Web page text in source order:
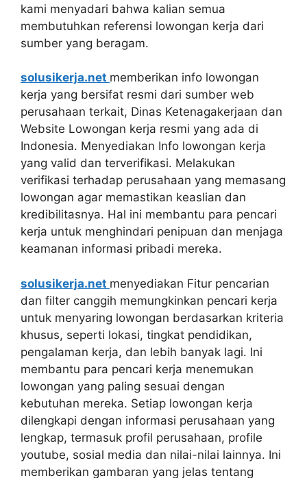
kami menyadari bahwa kalian semua
membutuhkan referensi lowongan kerja dari
sumber yang beragam.
solusikerja.net memberikan info lowongan
kerja yang bersifat resmi dari sumber web
perusahaan terkait, Dinas Ketenagakerjaan dan
Website Lowongan kerja resmi yang ada di
Indonesia. Menyediakan Info lowongan kerja
yang valid dan terverifikasi. Melakukan
verifikasi terhadap perusahaan yang memasang
lowongan agar memastikan keaslian dan
kredibilitasnya. Hal ini membantu para pencari
kerja untuk menghindari penipuan dan menjaga
keamanan informasi pribadi mereka.
solusikerja.net menyediakan Fitur pencarian
dan filter canggih memungkinkan pencari kerja
untuk menyaring lowongan berdasarkan kriteria
khusus, seperti lokasi, tingkat pendidikan,
pengalaman kerja, dan lebih banyak lagi. Ini
membantu para pencari kerja menemukan
lowongan yang paling sesuai dengan
kebutuhan mereka. Setiap lowongan kerja
dilengkapi dengan informasi perusahaan yang
lengkap, termasuk profil perusahaan, profile
youtube, sosial media dan nilai-nilai lainnya. Ini
memberikan gambaran yang jelas tentang